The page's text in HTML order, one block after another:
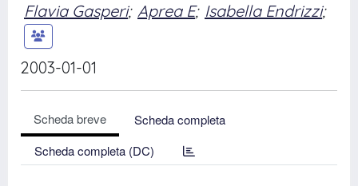
Flavia Gasperi; Aprea E; Isabella Endrizzi;
2003-01-01
Scheda breve
Scheda completa
Scheda completa (DC)